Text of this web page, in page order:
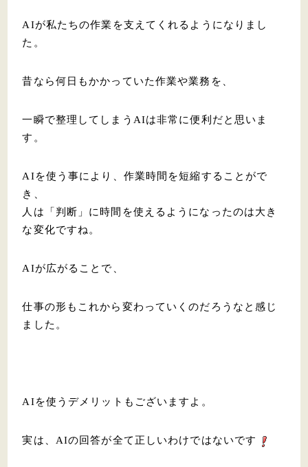
AIが私たちの作業を支えてくれるようになりまし
た。
昔なら何日もかかっていた作業や業務を、
一瞬で整理してしまうAIは非常に便利だと思いま
す。
AIを使う事により、作業時間を短縮することがで
き、
人は「判断」に時間を使えるようになったのは大き
な変化ですね。
AIが広がることで、
仕事の形もこれから変わっていくのだろうなと感じ
ました。
AIを使うデメリットもございますよ。
実は、AIの回答が全て正しいわけではないです